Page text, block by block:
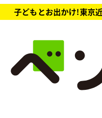
子どもとお出かけ!東京